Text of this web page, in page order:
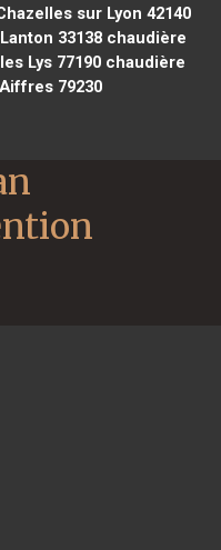
sur Lyon 42140
33138chaudière
Lys 77190chaudière
79230